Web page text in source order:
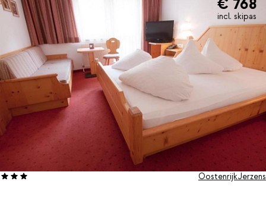
incl. skipas
OostenrijkJerzens